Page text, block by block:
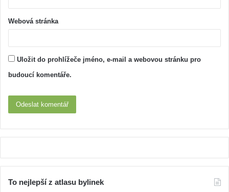
Webová stránka
Uložit do prohlížeče jméno, e-mail a webovou stránku pro
budoucí komentáře.
To nejlepší z atlasu bylinek